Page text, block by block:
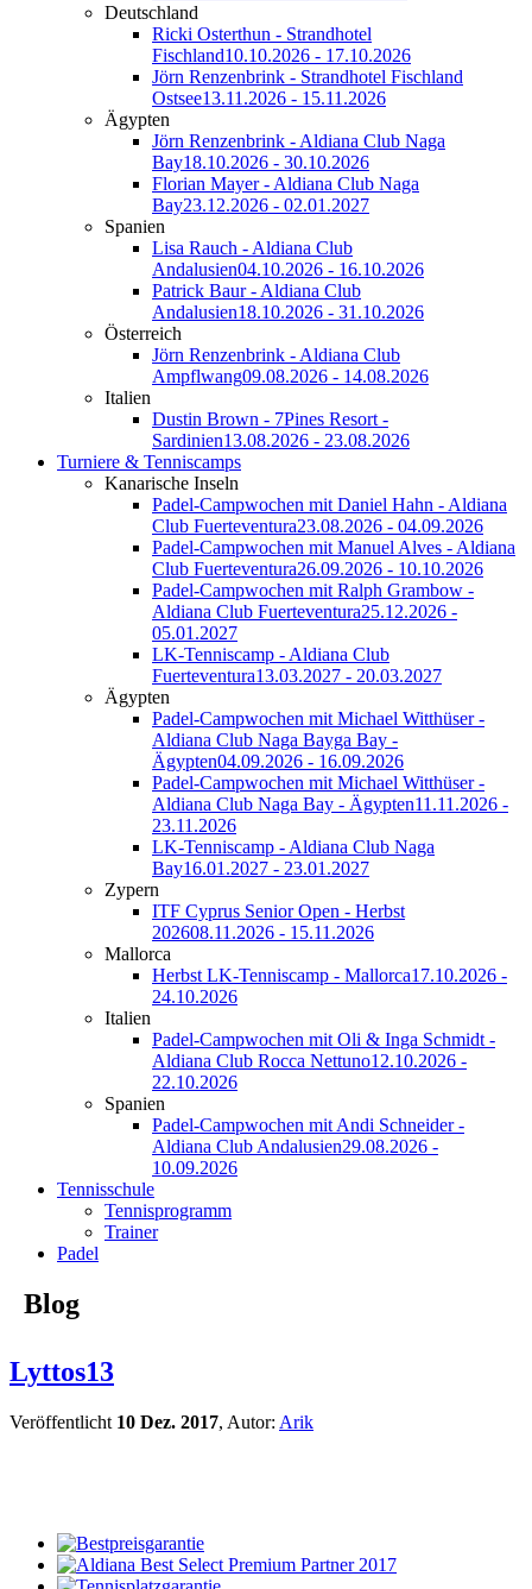
Deutschland
Ricki Osterthun - Strandhotel
Fischland10.10.2026 - 17.10.2026
Jörn Renzenbrink - Strandhotel Fischland
Ostsee13.11.2026 - 15.11.2026
Ägypten
Jörn Renzenbrink - Aldiana Club Naga
Bay18.10.2026 - 30.10.2026
Florian Mayer - Aldiana Club Naga
Bay23.12.2026 - 02.01.2027
Spanien
Lisa Rauch - Aldiana Club
Andalusien04.10.2026 - 16.10.2026
Patrick Baur - Aldiana Club
Andalusien18.10.2026 - 31.10.2026
Österreich
Jörn Renzenbrink - Aldiana Club
Ampflwang09.08.2026 - 14.08.2026
Italien
Dustin Brown - 7Pines Resort -
Sardinien13.08.2026 - 23.08.2026
Turniere & Tenniscamps
Kanarische Inseln
Padel-Campwochen mit Daniel Hahn - Aldiana
Club Fuerteventura23.08.2026 - 04.09.2026
Padel-Campwochen mit Manuel Alves - Aldiana
Club Fuerteventura26.09.2026 - 10.10.2026
Padel-Campwochen mit Ralph Grambow -
Aldiana Club Fuerteventura25.12.2026 -
05.01.2027
LK-Tenniscamp - Aldiana Club
Fuerteventura13.03.2027 - 20.03.2027
Ägypten
Padel-Campwochen mit Michael Witthüser -
Aldiana Club Naga Bayga Bay -
Ägypten04.09.2026 - 16.09.2026
Padel-Campwochen mit Michael Witthüser -
Aldiana Club Naga Bay - Ägypten11.11.2026 -
23.11.2026
LK-Tenniscamp - Aldiana Club Naga
Bay16.01.2027 - 23.01.2027
Zypern
ITF Cyprus Senior Open - Herbst
202608.11.2026 - 15.11.2026
Mallorca
Herbst LK-Tenniscamp - Mallorca17.10.2026 -
24.10.2026
Italien
Padel-Campwochen mit Oli & Inga Schmidt -
Aldiana Club Rocca Nettuno12.10.2026 -
22.10.2026
Spanien
Padel-Campwochen mit Andi Schneider -
Aldiana Club Andalusien29.08.2026 -
10.09.2026
Tennisschule
Tennisprogramm
Trainer
Padel
Blog
Lyttos13
Veröffentlicht 10 Dez. 2017, Autor: Arik